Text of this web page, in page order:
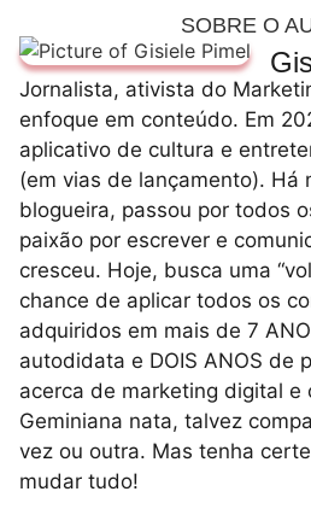
SOBRE O
Jornalista, ativista do
enfoque em conteúdo. Em
aplicativo de cultura e
(em vias de lançamento). Há
blogueira, passou por todos
paixão por escrever e
cresceu. Hoje, busca uma
chance de aplicar todos os
adquiridos em mais de 7
autodidata e DOIS ANOS de
acerca de marketing digital e
Geminiana nata, talvez
vez ou outra. Mas tenha
mudar tudo!